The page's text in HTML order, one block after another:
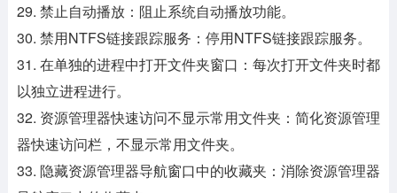
29. 禁止自动播放：阻止系统自动播放功能。
30. 禁用NTFS链接跟踪服务：停用NTFS链接跟踪服务。
31. 在单独的进程中打开文件夹窗口：每次打开文件夹时都
以独立进程进行。
32. 资源管理器快速访问不显示常用文件夹：简化资源管理
器快速访问栏，不显示常用文件夹。
33. 隐藏资源管理器导航窗口中的收藏夹：消除资源管理器